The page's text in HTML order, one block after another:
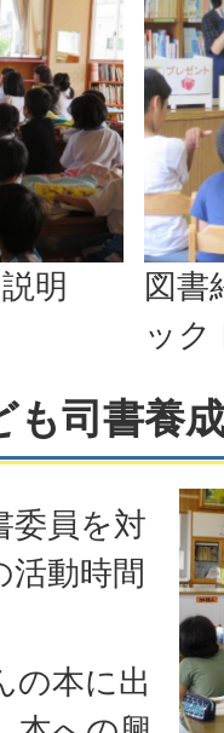
明
図書
ック
も司書養
委員を対
活動時間
の本に出